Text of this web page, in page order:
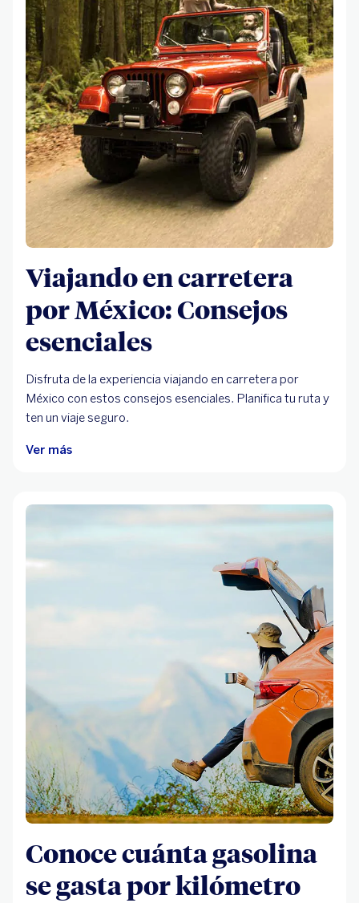
Viajando en carretera
por México: Consejos
esenciales
Disfruta de la experiencia viajando en carretera por
México con estos consejos esenciales. Planifica tu ruta y
ten un viaje seguro.
Ver más
Conoce cuánta gasolina
se gasta por kilómetro